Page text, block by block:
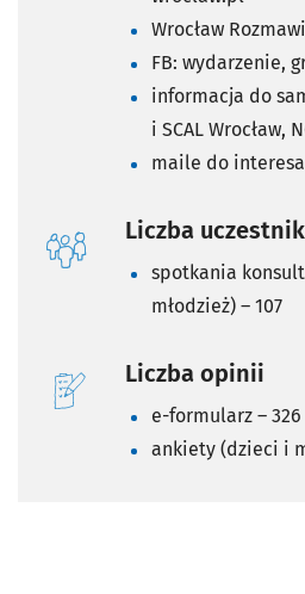
Wrocław
FB: wydarzenie,
informacja do
i SCAL Wrocław,
maile do
Liczba
spotkania
młodzież) – 107
Liczba opinii
e-formularz – 326
ankiety (dzieci i